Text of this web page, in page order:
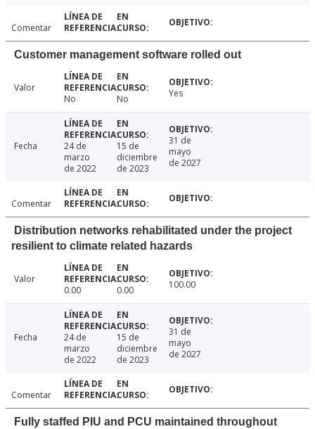
Comentar
Customer management software rolled out
Valor
No
No Yes
Fecha
24 de
marzo
de 2022
15 de
diciembre
de 2023
31 de
mayo
de 2027
Comentar
Distribution networks rehabilitated under the project
resilient to climate related hazards
Valor
0.00
0.00 100.00
Fecha
24 de
marzo
de 2022
15 de
diciembre
de 2023
31 de
mayo
de 2027
Comentar
Fully staffed PIU and PCU maintained throughout